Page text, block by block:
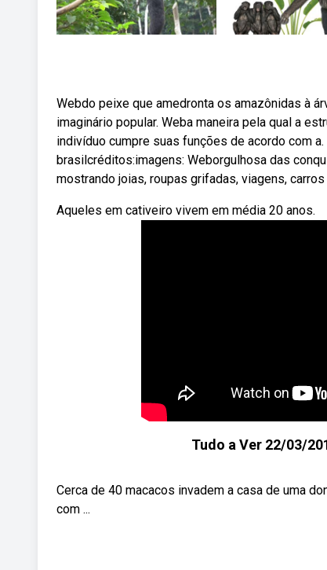
Webdo peixe que amedronta os amazônidas à
imaginário popular. Weba maneira pela qual a
indivíduo cumpre suas funções de acordo com
brasilcréditos:imagens: Weborgulhosa das
mostrando joias, roupas grifadas, viagens,
Aqueles em cativeiro vivem em média 20 anos.
Tudo a Ver 22/03/
Cerca de 40 macacos invadem a casa de uma
com ...